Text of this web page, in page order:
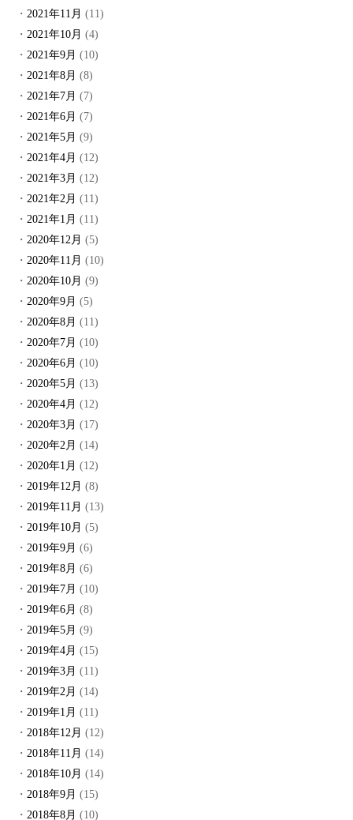
2021年11月 (11)
2021年10月 (4)
2021年9月 (10)
2021年8月 (8)
2021年7月 (7)
2021年6月 (7)
2021年5月 (9)
2021年4月 (12)
2021年3月 (12)
2021年2月 (11)
2021年1月 (11)
2020年12月 (5)
2020年11月 (10)
2020年10月 (9)
2020年9月 (5)
2020年8月 (11)
2020年7月 (10)
2020年6月 (10)
2020年5月 (13)
2020年4月 (12)
2020年3月 (17)
2020年2月 (14)
2020年1月 (12)
2019年12月 (8)
2019年11月 (13)
2019年10月 (5)
2019年9月 (6)
2019年8月 (6)
2019年7月 (10)
2019年6月 (8)
2019年5月 (9)
2019年4月 (15)
2019年3月 (11)
2019年2月 (14)
2019年1月 (11)
2018年12月 (12)
2018年11月 (14)
2018年10月 (14)
2018年9月 (15)
2018年8月 (10)